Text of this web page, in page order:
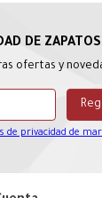
ofertas y
de privacidad de